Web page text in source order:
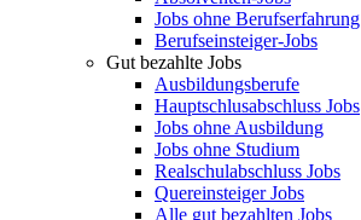
Jobs ohne Berufserfahrung
Berufseinsteiger-Jobs
Gut bezahlte Jobs
Ausbildungsberufe
Hauptschlusabschluss Jobs
Jobs ohne Ausbildung
Jobs ohne Studium
Realschulabschluss Jobs
Quereinsteiger Jobs
Alle gut bezahlten Jobs